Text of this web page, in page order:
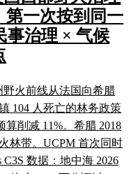
第一次按到同一
事治理 × 气候
野火前线从法国向希腊
104 人死亡的林务政策
削减 11%。希腊 2018
林带。UCPM 首次同时
数据：地中海 2026